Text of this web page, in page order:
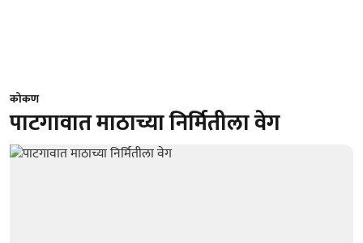
कोकण
पाटगावात माठाच्या निर्मितीला वेग